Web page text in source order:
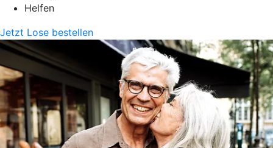
Helfen
Jetzt Lose bestellen